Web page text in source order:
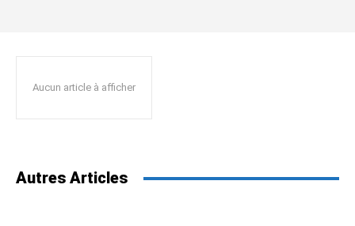
Aucun article à afficher
Autres Articles